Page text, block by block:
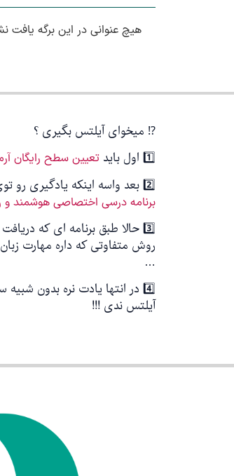
هیچ عنوانی در این برگه یافت
⁉️ میخوای آیلتس بگیری ؟
1️⃣ اول باید
تعیین سطح رایگان
2️⃣ بعد واسه اینکه یادگیری رو توی سریع ترین زمان ممکن پیش ببری ، از وب سایت آرمانی
برنامه درسی اختصاصی هوشمند و
3️⃣ حالا طبق برنامه ای که دریافت کردی لازمه
روش متفاوتی که داره مهارت
…
4️⃣ در انتها یادت نره بدون شبیه سازی فضای
آیلتس ندی !!!